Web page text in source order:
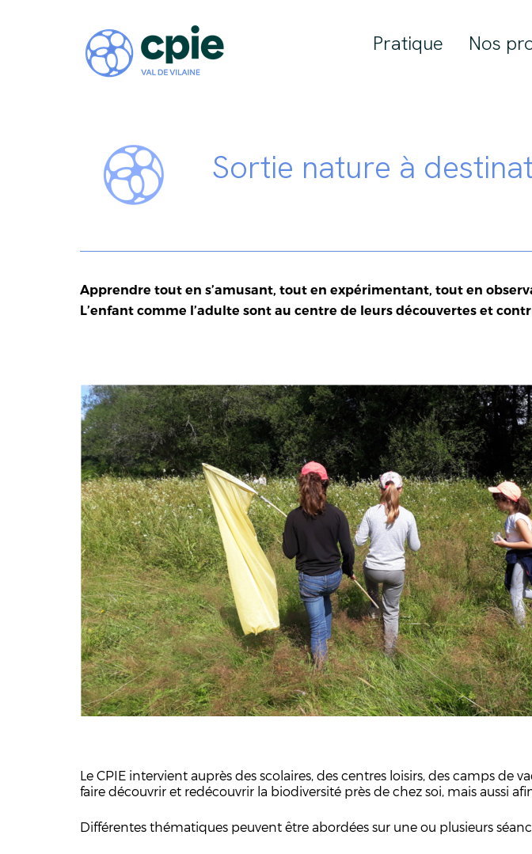
Pratique Nos
Sortie nature à
Apprendre tout en s’amusant, tout en expérimentant, tout en
L’enfantcomme l’adulte sont au centre de leurs découvertes et
Le CPIE intervient auprès des scolaires, des centres loisirs, des camps de
faire découvrir et redécouvrir la biodiversité près de chez soi, mais aussi
Différentes thématiques peuvent être abordées sur une ou plusieurs